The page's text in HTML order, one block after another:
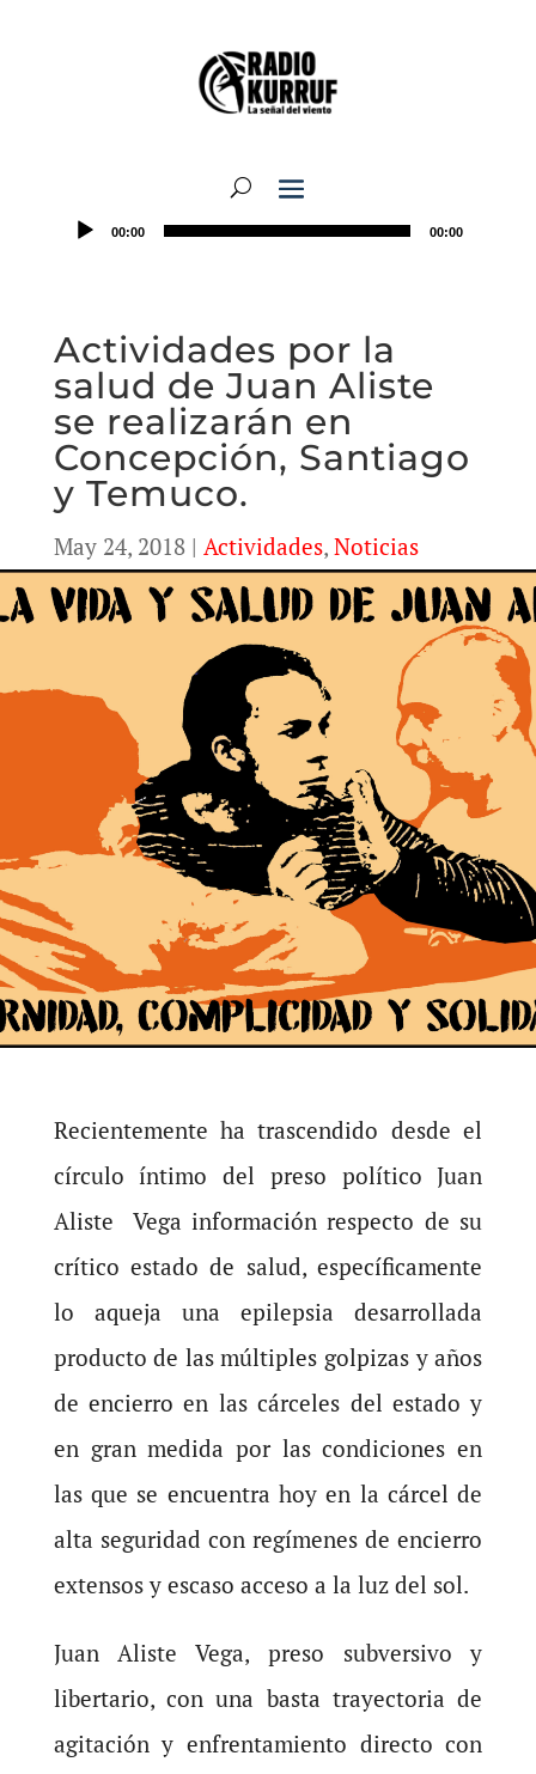
00:00 00:00
Actividades por la
salud de Juan Aliste
se realizarán en
Concepción, Santiago
y Temuco.
May 24, 2018| Actividades, Noticias
Recientemente ha trascendido desde el
círculo íntimo del preso político Juan
Aliste Vega información respecto de su
crítico estado de salud, específicamente
lo aqueja una epilepsia desarrollada
producto de las múltiples golpizas y años
de encierro en las cárceles del estado y
en gran medida por las condiciones en
las que se encuentra hoy en la cárcel de
alta seguridad con regímenes de encierro
extensos y escaso acceso a la luz del sol.
Juan Aliste Vega, preso subversivo y
libertario, con una basta trayectoria de
agitación y enfrentamiento directo con